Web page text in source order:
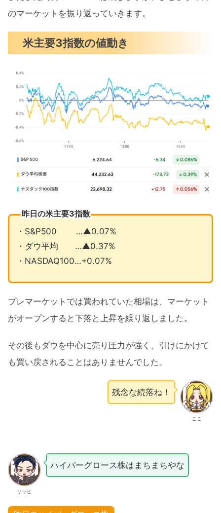
S&P500チャート分析
米国市場のトピックス
トランプ関税期限これ以上は延期しな
ゴールドマン年内予想を再び引き上げ
アマゾンプライムデーは出だし不調
7月の注目イベントについて
のマーケットを振り返っていきます。
米主要3指数の値動き
昨日の米主要3指数
・S&P500 …▲0.07%
・ダウ平均 …▲0.37%
・NASDAQ100…+0.07%
プレマーケットでは買われていた相場は、マーケット
がオープンすると下落と上昇を繰り返しました。
その後もダウを中心に売り圧力が強く、引けにかけて
も買い戻されることはありませんでした。
ここ
残念な続落ね！
リッヒ
ハイパーグロース株はまちまちやな